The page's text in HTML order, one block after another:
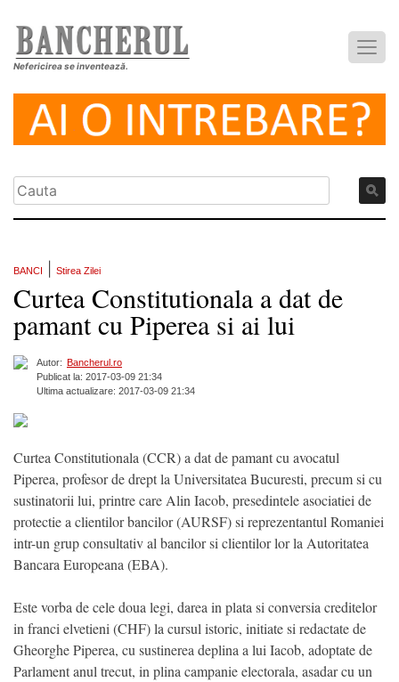
Nefericirea se inventează.
BANCI Stirea Zilei
Curtea Constitutionala a dat de
pamant cu Piperea si ai lui
Autor: Bancherul.ro
Publicat la: 2017-03-09 21:34
Ultima actualizare: 2017-03-09 21:34
Curtea Constitutionala (CCR) a dat de pamant cu avocatul
Piperea, profesor de drept la Universitatea Bucuresti, precum si cu
sustinatorii lui, printre care Alin Iacob, presedintele asociatiei de
protectie a clientilor bancilor (AURSF) si reprezentantul Romaniei
intr-un grup consultativ al bancilor si clientilor lor la Autoritatea
Bancara Europeana (EBA).
Este vorba de cele doua legi, darea in plata si conversia creditelor
in franci elvetieni (CHF) la cursul istoric, initiate si redactate de
Gheorghe Piperea, cu sustinerea deplina a lui Iacob, adoptate de
Parlament anul trecut, in plina campanie electorala, asadar cu un